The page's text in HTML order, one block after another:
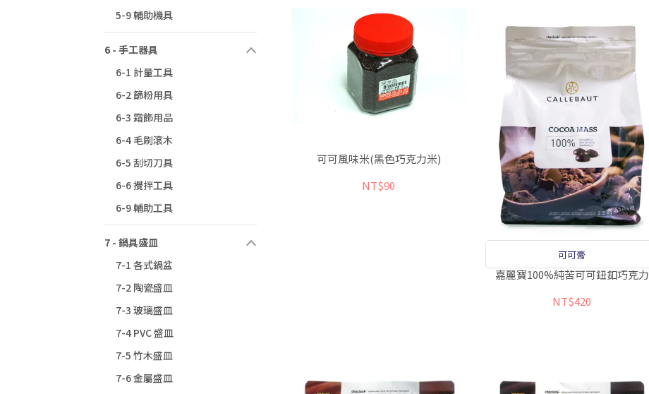
5-9 輔助機具
6 - 手工器具
6-1 計量工具
6-2 篩粉用具
6-3 霜飾用品
6-4 毛刷滾木
6-5 刮切刀具
6-6 攪拌工具
6-9 輔助工具
7 - 鍋具盛皿
7-1 各式鍋盆
7-2 陶瓷盛皿
7-3 玻璃盛皿
7-4 PVC 盛皿
7-5 竹木盛皿
7-6 金屬盛皿
可可風味米(黑色巧克力米)
NT$90
可可膏
嘉麗寶100%純苦可可鈕釦巧克力
NT$420